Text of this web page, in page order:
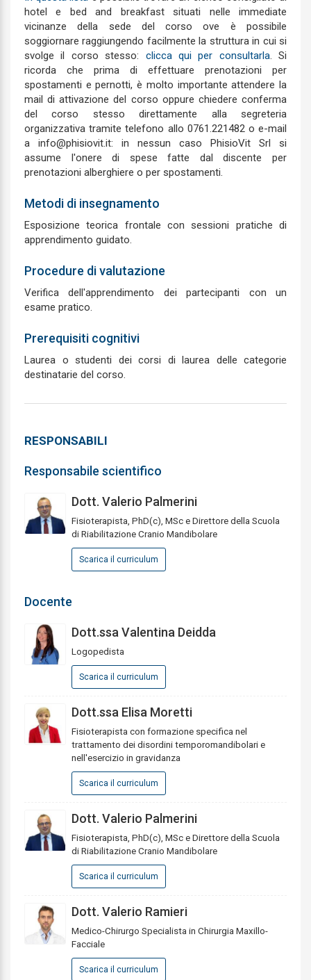
hotel e bed and breakfast situati nelle immediate
vicinanze della sede del corso ove è possibile
soggiornare raggiungendo facilmente la struttura in cui si
svolge il corso stesso: clicca qui per consultarla. Si
ricorda che prima di effettuare prenotazioni per
spostamenti e pernotti, è molto importante attendere la
mail di attivazione del corso oppure chiedere conferma
del corso stesso direttamente alla segreteria
organizzativa tramite telefono allo 0761.221482 o e-mail
a info@phisiovit.it: in nessun caso PhisioVit Srl si
assume l'onere di spese fatte dal discente per
prenotazioni alberghiere o per spostamenti.
Metodi di insegnamento
Esposizione teorica frontale con sessioni pratiche di
apprendimento guidato.
Procedure di valutazione
Verifica dell'apprendimento dei partecipanti con un
esame pratico.
Prerequisiti cognitivi
Laurea o studenti dei corsi di laurea delle categorie
destinatarie del corso.
RESPONSABILI
Responsabile scientifico
Dott. Valerio Palmerini
Fisioterapista, PhD(c), MSc e Direttore della Scuola
di Riabilitazione Cranio Mandibolare
Scarica il curriculum
Docente
Dott.ssa Valentina Deidda
Logopedista
Scarica il curriculum
Dott.ssa Elisa Moretti
Fisioterapista con formazione specifica nel
trattamento dei disordini temporomandibolari e
nell'esercizio in gravidanza
Scarica il curriculum
Dott. Valerio Palmerini
Fisioterapista, PhD(c), MSc e Direttore della Scuola
di Riabilitazione Cranio Mandibolare
Scarica il curriculum
Dott. Valerio Ramieri
Medico-Chirurgo Specialista in Chirurgia Maxillo-
Facciale
Scarica il curriculum